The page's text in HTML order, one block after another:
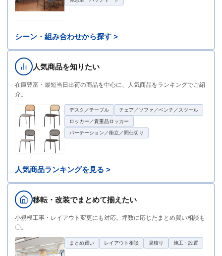
シーン・組み合わせから探す >
人気商品を知りたい
在庫豊富・最短当日出荷の商品を中心に、人気商品をランキングでご紹
介。
デスク／テーブル チェア／ソファ／ベンチ／スツール
ロッカー／貴重品ロッカー
パーテーション／衝立／間仕切り
人気商品ランキングを見る >
移転・改装でまとめて揃えたい
小規模工事・レイアウト変更にも対応。坪数に応じたまとめ買い相談も
〇。
まとめ買い レイアウト相談 見積り 施工・設置